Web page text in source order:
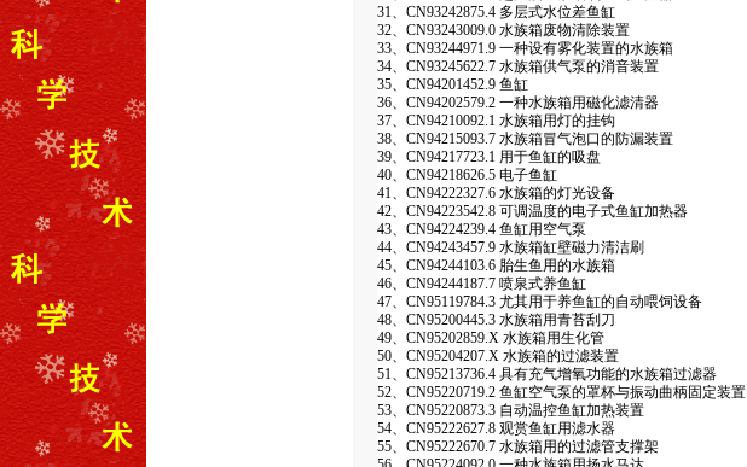
31、CN93242875.4 多层式水位差鱼缸
32、CN93243009.0 水族箱废物清除装置
33、CN93244971.9 一种设有雾化装置的水族箱
34、CN93245622.7 水族箱供气泵的消音装置
35、CN94201452.9 鱼缸
36、CN94202579.2 一种水族箱用磁化滤清器
37、CN94210092.1 水族箱用灯的挂钩
38、CN94215093.7 水族箱冒气泡口的防漏装置
39、CN94217723.1 用于鱼缸的吸盘
40、CN94218626.5 电子鱼缸
41、CN94222327.6 水族箱的灯光设备
42、CN94223542.8 可调温度的电子式鱼缸加热器
43、CN94224239.4 鱼缸用空气泵
44、CN94243457.9 水族箱缸壁磁力清洁刷
45、CN94244103.6 胎生鱼用的水族箱
46、CN94244187.7 喷泉式养鱼缸
47、CN95119784.3 尤其用于养鱼缸的自动喂饲设备
48、CN95200445.3 水族箱用青苔刮刀
49、CN95202859.X 水族箱用生化管
50、CN95204207.X 水族箱的过滤装置
51、CN95213736.4 具有充气增氧功能的水族箱过滤器
52、CN95220719.2 鱼缸空气泵的罩杯与振动曲柄固定装置
53、CN95220873.3 自动温控鱼缸加热装置
54、CN95222627.8 观赏鱼缸用滤水器
55、CN95222670.7 水族箱用的过滤管支撑架